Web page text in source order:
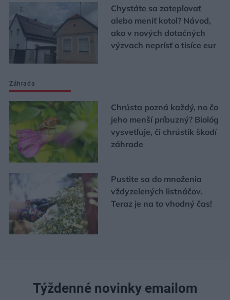
Chystáte sa zatepľovať
alebo meniť kotol? Návod,
ako v nových dotačných
výzvach neprísť o tisíce eur
Záhrada
Chrústa pozná každý, no čo
jeho menší príbuzný? Biológ
vysvetľuje, či chrústik škodí
záhrade
Pustite sa do množenia
vždyzelených listnáčov.
Teraz je na to vhodný čas!
Týždenné novinky emailom